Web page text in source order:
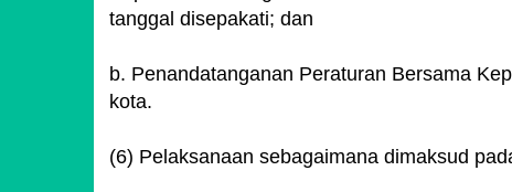
tanggal disepakati; dan
b. Penandatanganan Peraturan Bersama
kota.
(6) Pelaksanaan sebagaimana dimaksud